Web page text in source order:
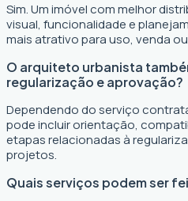
Sim. Um imóvel com melhor
visual, funcionalidade e
mais atrativo para uso, venda
O arquiteto urbanista
regularização e aprovação?
Dependendo do serviço
pode incluir orientação,
etapas relacionadas à
projetos.
Quais serviços podem ser